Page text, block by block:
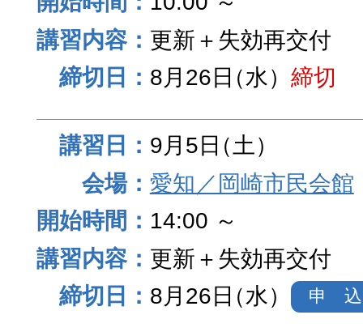
更新＋失効再交付
8月26日（水） 締切
9月5日（土）
愛知／岡崎市民会館
14:00 ～
更新＋失効再交付
8月26日（水） 申 込